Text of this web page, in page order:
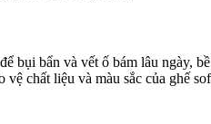
bẩn và vết ố bám lâu ngày,
chất liệu và màu sắc của ghế